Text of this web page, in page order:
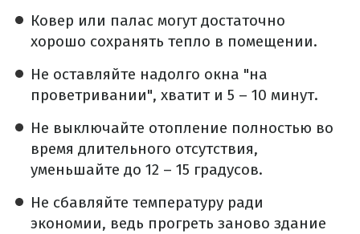
Ковер или палас могут достаточно
хорошо сохранять тепло в помещении.
Не оставляйте надолго окна "на
проветривании", хватит и 5 – 10 минут.
Не выключайте отопление полностью во
время длительного отсутствия,
уменьшайте до 12 – 15 градусов.
Не сбавляйте температуру ради
экономии, ведь прогреть заново здание